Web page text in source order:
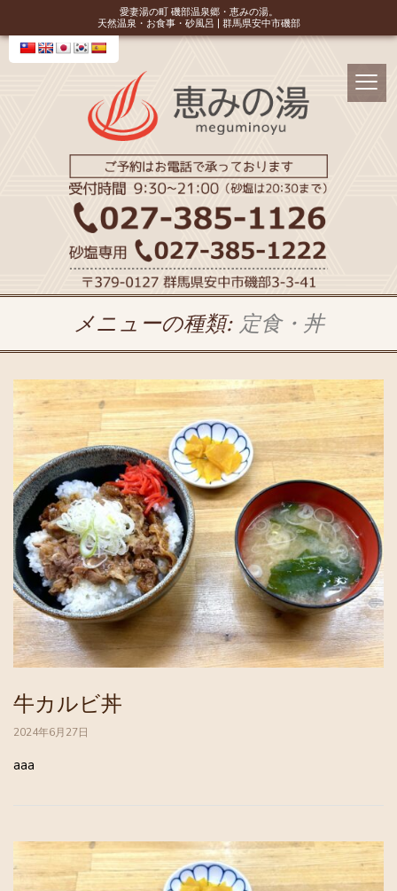
愛妻湯の町 磯部温泉郷・恵みの湯。
天然温泉・お食事・砂風呂 | 群馬県安中市磯部
メニューの種類: 定食・丼
牛カルビ丼
2024年6月27日
aaa